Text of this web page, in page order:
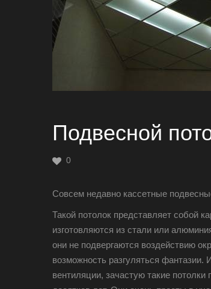
Подвесной
0
Совсем недавно кассетные
Такой потолок представляет собой
изготовляются из стали или
они не подвергаются воздействию
возможность разгуляться фантазии.
вентиляции, зачастую такие